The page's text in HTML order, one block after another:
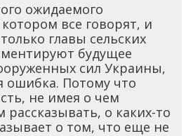
ожидаемого
все говорят, и
главы сельских
будущее
сил Украины,
ошибка. Потому что
не имея о чем
рассказывать, о каких-то
о том, что еще не